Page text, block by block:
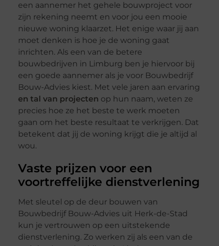
een aannemer het gehele bouwproject voor
zijn rekening neemt en voor jou een mooie
nieuwe woning klaarzet. Het enige waar jij aan
moet denken is hoe je de woning gaat
inrichten. Als een van de betere
bouwbedrijven in Limburg ben je hiervoor bij
een goede aannemer als je voor Bouwbedrijf
Bouw-Advies kiest. Met vele jaren aan ervaring
en tal van projecten op hun naam, weten ze
precies hoe ze het beste te werk moeten
gaan om het beste resultaat te verkrijgen. Dat
betekent dat jij de woning krijgt die je altijd al
wou.
Vaste prijzen voor een
voortreffelijke dienstverlening
Met sleutel op de deur bouwen van
Bouwbedrijf Bouw-Advies uit Herk-de-Stad
kun je vertrouwen op een uitstekende
dienstverlening. Zo werken zij als een van de